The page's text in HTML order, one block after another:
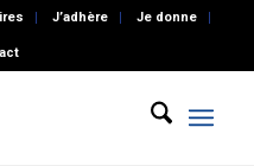
J’adhère Je donne